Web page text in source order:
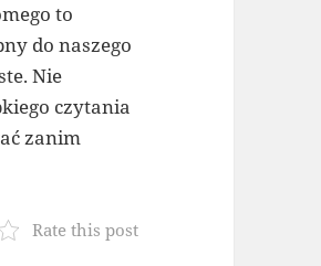
to
do naszego
Nie
czytania
zanim
Rate this post